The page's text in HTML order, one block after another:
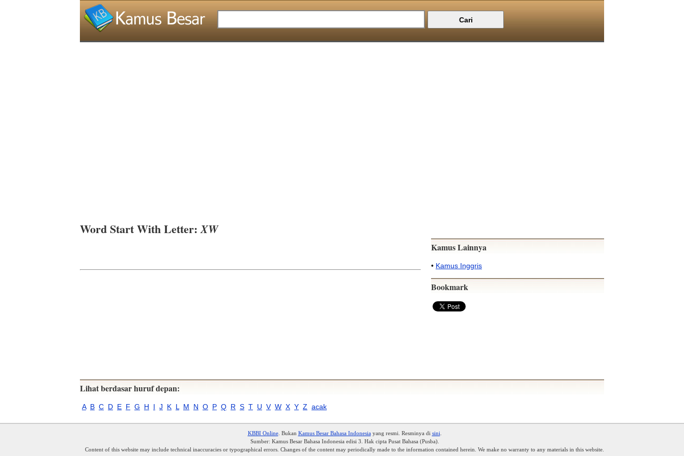
Word Start With Letter:XW
Kamus Lainnya
• Kamus Inggris
Bookmark
Lihat berdasar huruf depan:
A B C D E F G H I J K L M N O P Q R S T U V W X Y Z acak
KBBI Online. Bukan Kamus Besar Bahasa Indonesiayang resmi. Resminya di sini
Sumber: Kamus Besar Bahasa Indonesia edisi 3. Hak cipta Pusat Bahasa (Pusba).
Content of this website may include technical inaccuracies or typographical errors. Changes of the content may periodically made to the information contained herein. We make no warranty to any materials in this website.